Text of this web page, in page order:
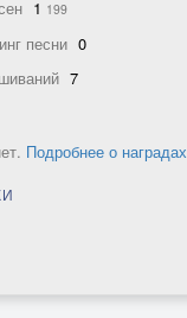
1 199
песни 0
7
Подробнее о наградах